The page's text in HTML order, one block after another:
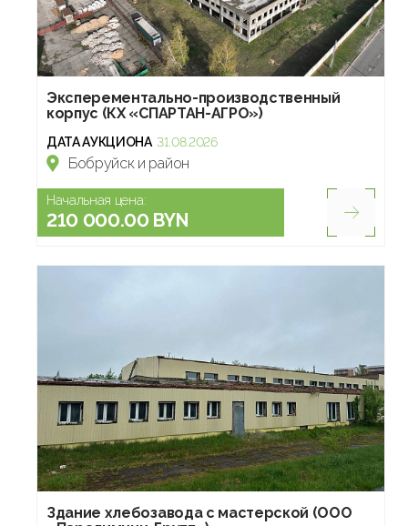
Эксперементально-производственный
корпус (КХ «СПАРТАН-АГРО»)
ДАТА АУКЦИОНА 31.08.2026
Бобруйск и район
Начальная цена:
210 000.00 BYN
Здание хлебозавода с мастерской (ООО